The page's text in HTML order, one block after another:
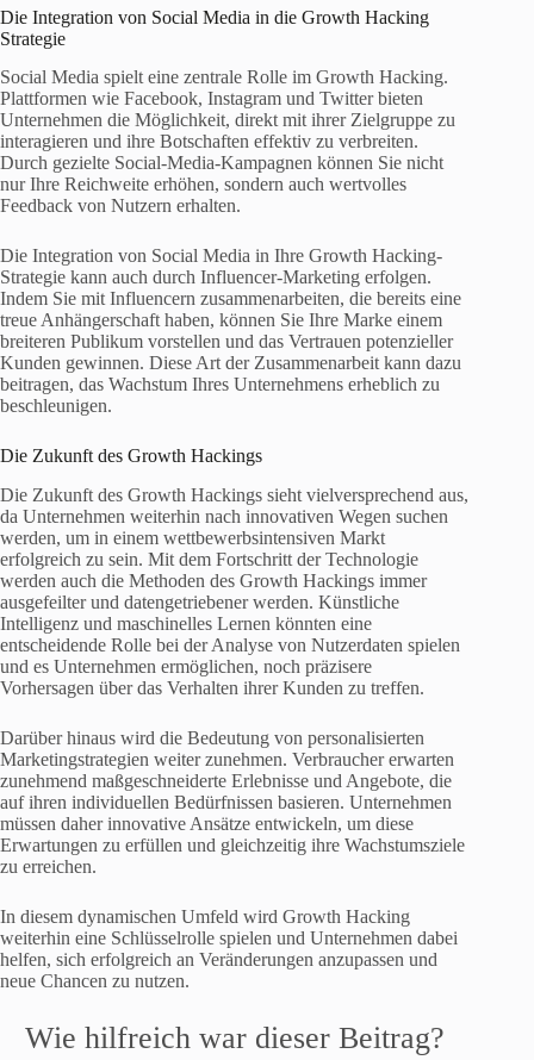
Die Integration von Social Media in die Growth Hacking
Strategie
Social Media spielt eine zentrale Rolle im Growth Hacking.
Plattformen wie Facebook, Instagram und Twitter bieten
Unternehmen die Möglichkeit, direkt mit ihrer Zielgruppe zu
interagieren und ihre Botschaften effektiv zu verbreiten.
Durch gezielte Social-Media-Kampagnen können Sie nicht
nur Ihre Reichweite erhöhen, sondern auch wertvolles
Feedback von Nutzern erhalten.
Die Integration von Social Media in Ihre Growth Hacking-
Strategie kann auch durch Influencer-Marketing erfolgen.
Indem Sie mit Influencern zusammenarbeiten, die bereits eine
treue Anhängerschaft haben, können Sie Ihre Marke einem
breiteren Publikum vorstellen und das Vertrauen potenzieller
Kunden gewinnen. Diese Art der Zusammenarbeit kann dazu
beitragen, das Wachstum Ihres Unternehmens erheblich zu
beschleunigen.
Die Zukunft des Growth Hackings
Die Zukunft des Growth Hackings sieht vielversprechend aus,
da Unternehmen weiterhin nach innovativen Wegen suchen
werden, um in einem wettbewerbsintensiven Markt
erfolgreich zu sein. Mit dem Fortschritt der Technologie
werden auch die Methoden des Growth Hackings immer
ausgefeilter und datengetriebener werden. Künstliche
Intelligenz und maschinelles Lernen könnten eine
entscheidende Rolle bei der Analyse von Nutzerdaten spielen
und es Unternehmen ermöglichen, noch präzisere
Vorhersagen über das Verhalten ihrer Kunden zu treffen.
Darüber hinaus wird die Bedeutung von personalisierten
Marketingstrategien weiter zunehmen. Verbraucher erwarten
zunehmend maßgeschneiderte Erlebnisse und Angebote, die
auf ihren individuellen Bedürfnissen basieren. Unternehmen
müssen daher innovative Ansätze entwickeln, um diese
Erwartungen zu erfüllen und gleichzeitig ihre Wachstumsziele
zu erreichen.
In diesem dynamischen Umfeld wird Growth Hacking
weiterhin eine Schlüsselrolle spielen und Unternehmen dabei
helfen, sich erfolgreich an Veränderungen anzupassen und
neue Chancen zu nutzen.
Wie hilfreich war dieser Beitrag?